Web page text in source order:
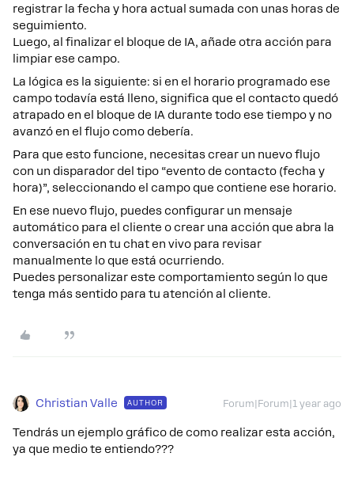
registrar la fecha y hora actual sumada con unas horas de
seguimiento.
Luego, al finalizar el bloque de IA, añade otra acción para
limpiar ese campo.
La lógica es la siguiente: si en el horario programado ese
campo todavía está lleno, significa que el contacto quedó
atrapado en el bloque de IA durante todo ese tiempo y no
avanzó en el flujo como debería.
Para que esto funcione, necesitas crear un nuevo flujo
con un disparador del tipo “evento de contacto (fecha y
hora)”, seleccionando el campo que contiene ese horario.
En ese nuevo flujo, puedes configurar un mensaje
automático para el cliente o crear una acción que abra la
conversación en tu chat en vivo para revisar
manualmente lo que está ocurriendo.
Puedes personalizar este comportamiento según lo que
tenga más sentido para tu atención al cliente.
Christian Valle AUTHOR Forum|Forum|1 year ago
Tendrás un ejemplo gráfico de como realizar esta acción,
ya que medio te entiendo???